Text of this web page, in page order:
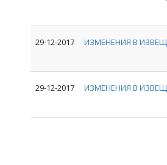
29-12-2017 ИЗМЕНЕНИЯ В
29-12-2017 ИЗМЕНЕНИЯ В